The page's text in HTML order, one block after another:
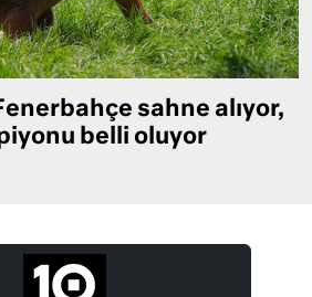
sahne alıyor,
belli oluyor